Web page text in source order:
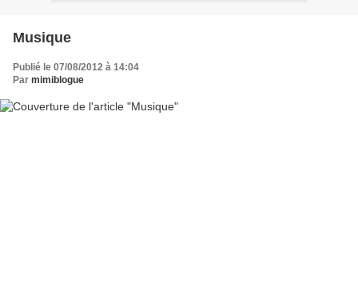
Musique
Publié le 07/08/2012 à 14:04
Par mimiblogue